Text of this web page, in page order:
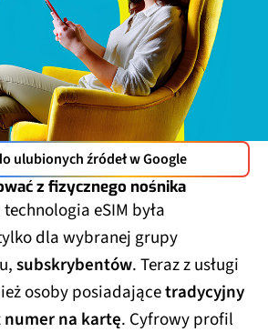
ulubionych źródeł w Google
z fizycznego nośnika
eSIM była
dla wybranej grupy
subskrybentów. Teraz z usługi
osoby posiadającetradycyjny
numer na kartę. Cyfrowy profil